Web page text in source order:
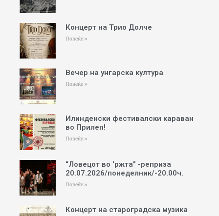
Концерт на Трио Долче
Повеќе »
Вечер на унгарска култура
Повеќе »
Илинденски фестивалски караван
во Прилеп!
Повеќе »
“Ловецот во ‘ржта” -реприза
20.07.2026/понеделник/-20.00ч.
Повеќе »
Концерт на староградска музика